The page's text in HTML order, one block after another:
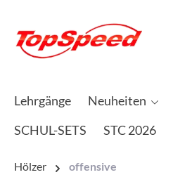
Lehrgänge Neuheiten
SCHUL-SETS
STC 2026
Hölzer offensive